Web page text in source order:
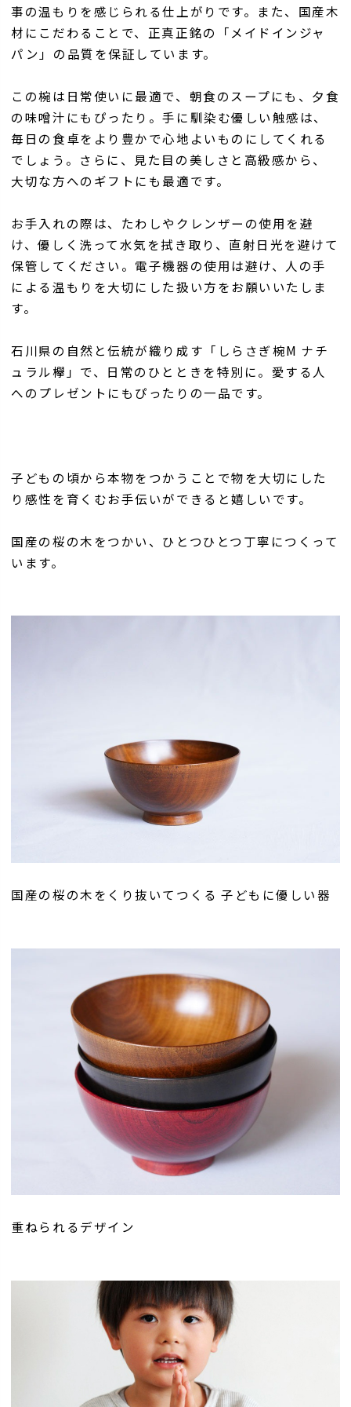
事の温もりを感じられる仕上がりです。また、国産木
材にこだわることで、正真正銘の「メイドインジャ
パン」の品質を保証しています。
この椀は日常使いに最適で、朝食のスープにも、夕食
の味噌汁にもぴったり。手に馴染む優しい触感は、
毎日の食卓をより豊かで心地よいものにしてくれる
でしょう。さらに、見た目の美しさと高級感から、
大切な方へのギフトにも最適です。
お手入れの際は、たわしやクレンザーの使用を避
け、優しく洗って水気を拭き取り、直射日光を避けて
保管してください。電子機器の使用は避け、人の手
による温もりを大切にした扱い方をお願いいたしま
す。
石川県の自然と伝統が織り成す「しらさぎ椀M ナチ
ュラル欅」で、日常のひとときを特別に。愛する人
へのプレゼントにもぴったりの一品です。
子どもの頃から本物をつかうことで物を大切にした
り感性を育くむお手伝いができると嬉しいです。
国産の桜の木をつかい、ひとつひとつ丁寧につくって
います。
国産の桜の木をくり抜いてつくる 子どもに優しい器
重ねられるデザイン